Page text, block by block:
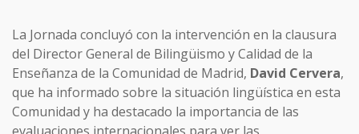
La Jornada concluyó con la intervención en la clausura
del Director General de Bilingüismo y Calidad de la
Enseñanza de la Comunidad de Madrid, David Cervera,
que ha informado sobre la situación lingüística en esta
Comunidad y ha destacado la importancia de las